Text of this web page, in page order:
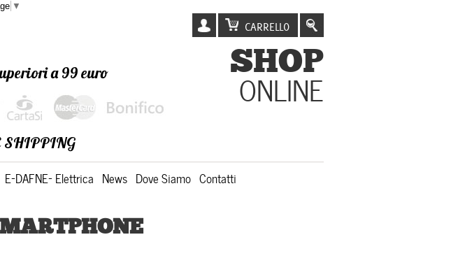
▼
CARRELLO
E-DAFNE- Elettrica News Dove Siamo Contatti
a 99 euro SHOP
ONLINE